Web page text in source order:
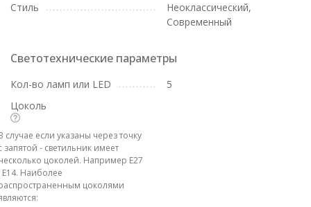
Стиль
Неоклассический,
Современный
Светотехнические параметры
Кол-во ламп или LED
5
Цоколь
случае если указаны через точку
запятой - светильник имеет
цоколей. Например E27
E14. Наиболее
цоколями